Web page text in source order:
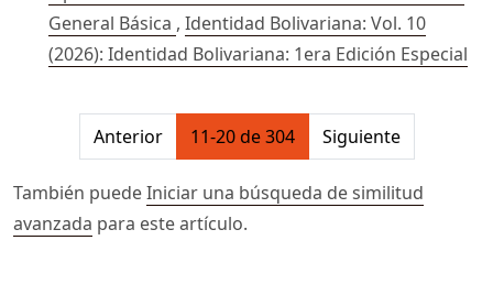
General Básica , Identidad Bolivariana: Vol. 10
(2026): Identidad Bolivariana: 1era Edición Especial
##issue.pagination##
Anterior 11-20 de 304 Siguiente
También puedeIniciar una búsqueda de similitud
avanzada para este artículo.